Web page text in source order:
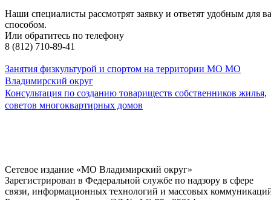
Наши специалисты рассмотрят заявку и ответят удобным для
способом.
Или обратитесь по телефону
8 (812) 710-89-41
Занятия физкультурой и спортом на территории МО МО
Владимирский округ
Консультация по созданию товариществ собственников жилья,
советов многоквартирных домов
Сетевое издание «МО Владимирский округ»
Зарегистрирован в Федеральной службе по надзору в сфере
связи, информационных технологий и массовых